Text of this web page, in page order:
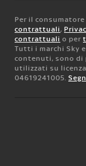
Per il
contrattuali,
contrattuali o per
Tutti i marchi Sky
contenuti, sono di
utilizzati su
04619241005.